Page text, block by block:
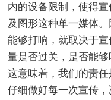
内的设备限制，使得
及图形这种单一媒体
能够打响，就取决于
量是否过关，是否能够
这意味着，我们的责
仔细做好每一次宣传